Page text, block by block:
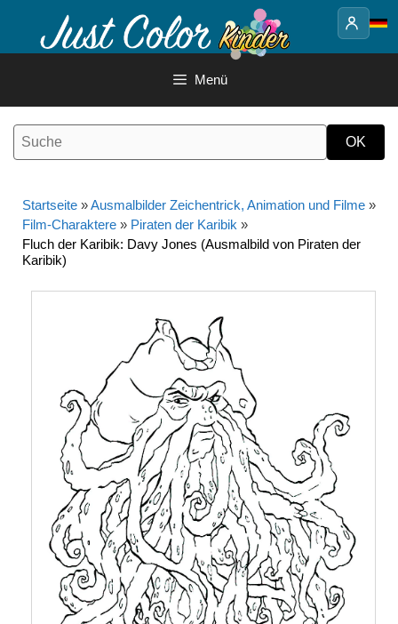
Inhalt
Menü
Startseite »Ausmalbilder Zeichentrick, Animation und Filme »
Film-Charaktere » Piraten der Karibik »
Fluch der Karibik: Davy Jones (Ausmalbild von Piraten der
Karibik)